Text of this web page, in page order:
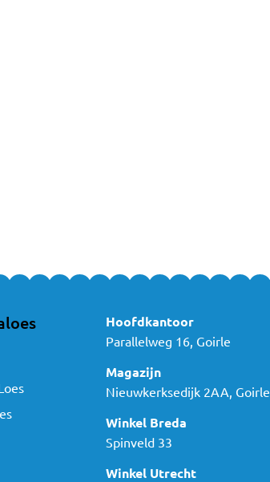
Hoofdkantoor
Parallelweg 16, Goirle
Magazijn
Nieuwkerksedijk 2AA, Goirle
Winkel Breda
Spinveld 33
Winkel Utrecht